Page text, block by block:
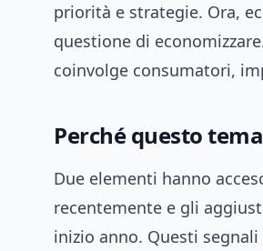
priorità e strategie. Ora,
questione di
coinvolge consumatori,
Perché questo
Due elementi hanno
recentemente e gli
inizio anno. Questi